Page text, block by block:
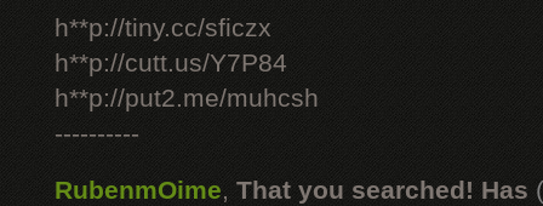
h**p://tiny.cc/sficzx
h**p://cutt.us/Y7P84
h**p://put2.me/muhcsh
----------
RubenmOime, That you searched! Has